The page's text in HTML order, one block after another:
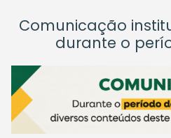
Comunicação
durante o